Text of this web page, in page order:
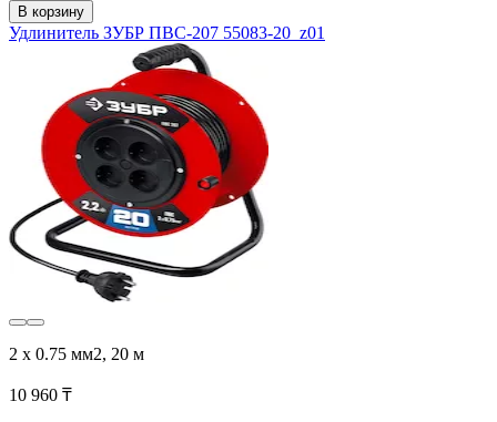
В корзину
Удлинитель ЗУБР ПВС-207 55083-20_z01
2 х 0.75 мм2, 20 м
10 960 ₸